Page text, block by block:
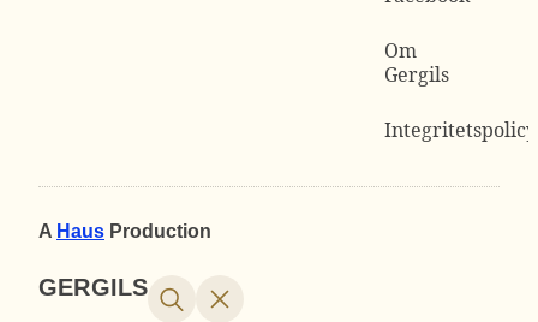
Om
Gergils
Integritetspolicy
A Haus Production
GERGILS